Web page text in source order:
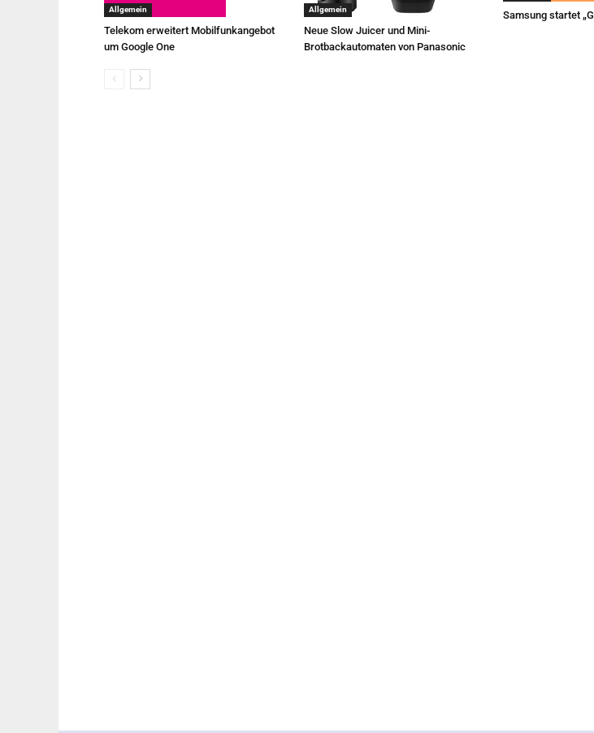
Allgemein
Telekom erweitert Mobilfunkangebot
um Google One
Allgemein
Neue Slow Juicer und Mini-
Brotbackautomaten von Panasonic
Samsung startet